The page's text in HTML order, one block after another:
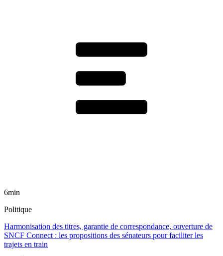
6min
Politique
Harmonisation des titres, garantie de correspondance, ouverture de
SNCF Connect : les propositions des sénateurs pour faciliter les
trajets en train